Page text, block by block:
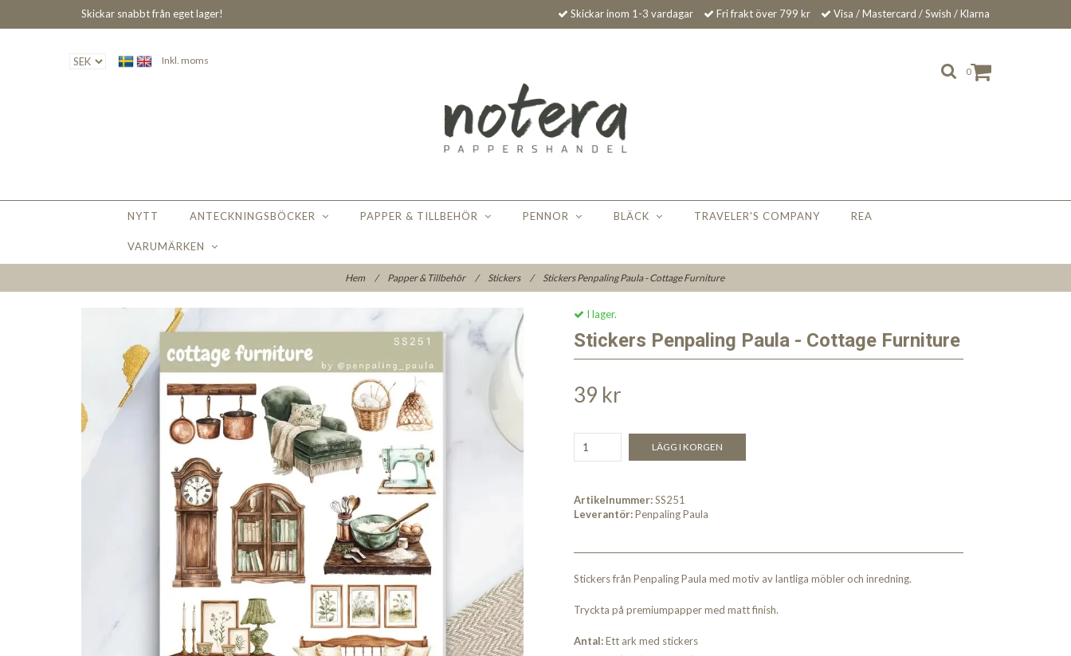
Skickar snabbt från eget lager! Skickar inom 1-3 vardagar Fri frakt över 799 kr Visa / Mastercard / Swish / Klarna
0
Inkl. moms
NYTT ANTECKNINGSBÖCKER PAPPER & TILLBEHÖR PENNOR BLÄCK TRAVELER'S COMPANY REA
VARUMÄRKEN
Hem / Papper & Tillbehör / Stickers / Stickers Penpaling Paula - Cottage Furniture
I lager.
Stickers Penpaling Paula - Cottage Furniture
39 kr
LÄGG I KORGEN
Artikelnummer:SS251
Leverantör:Penpaling Paula
Stickers från Penpaling Paula med motiv av lantliga möbler och inredning.
Tryckta på premiumpapper med matt finish.
Antal:Ett ark med stickers